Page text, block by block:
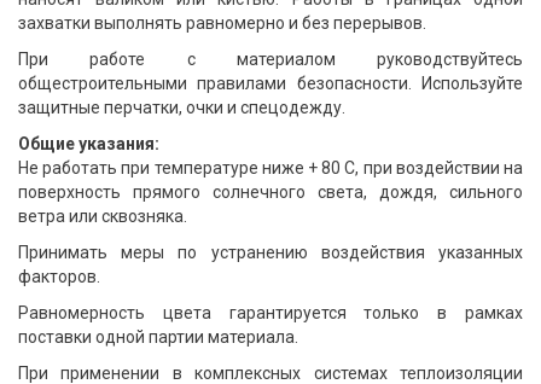
захватки выполнять равномерно и без перерывов.
При работе с материалом руководствуйтесь
общестроительными правилами безопасности. Используйте
защитные перчатки, очки и спецодежду.
Общие указания:
Не работать при температуре ниже + 80 С, при воздействии на
поверхность прямого солнечного света, дождя, сильного
ветра или сквозняка.
Принимать меры по устранению воздействия указанных
факторов.
Равномерность цвета гарантируется только в рамках
поставки одной партии материала.
При применении в комплексных системах теплоизоляции